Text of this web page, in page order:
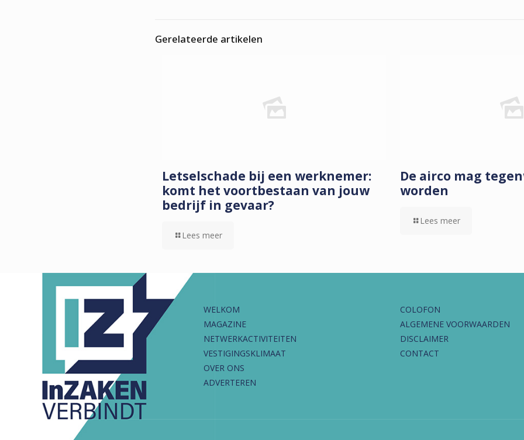
Gerelateerde artikelen
Letselschade bij een werknemer:
komt het voortbestaan van jouw
bedrijf in gevaar?
Lees meer
De airco mag
worden
Lees meer
WELKOM
MAGAZINE
NETWERKACTIVITEITEN
VESTIGINGSKLIMAAT
OVER ONS
ADVERTEREN
COLOFON
ALGEMENE VOORWAARDEN
DISCLAIMER
CONTACT